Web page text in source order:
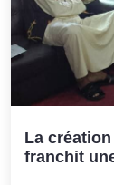
La
franchit